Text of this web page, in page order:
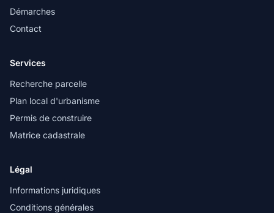
Démarches
Contact
Services
Recherche parcelle
Plan local d'urbanisme
Permis de construire
Matrice cadastrale
Légal
Informations juridiques
Conditions générales